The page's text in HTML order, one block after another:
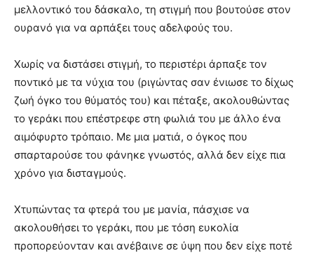
μελλοντικό του δάσκαλο, τη στιγμή που βουτούσε στον
ουρανό για να αρπάξει τους αδελφούς του.
Χωρίς να διστάσει στιγμή, το περιστέρι άρπαξε τον
ποντικό με τα νύχια του (ριγώντας σαν ένιωσε το δίχως
ζωή όγκο του θύματός του) και πέταξε, ακολουθώντας
το γεράκι που επέστρεφε στη φωλιά του με άλλο ένα
αιμόφυρτο τρόπαιο. Με μια ματιά, ο όγκος που
σπαρταρούσε του φάνηκε γνωστός, αλλά δεν είχε πια
χρόνο για δισταγμούς.
Χτυπώντας τα φτερά του με μανία, πάσχισε να
ακολουθήσει το γεράκι, που με τόση ευκολία
προπορεύονταν και ανέβαινε σε ύψη που δεν είχε ποτέ